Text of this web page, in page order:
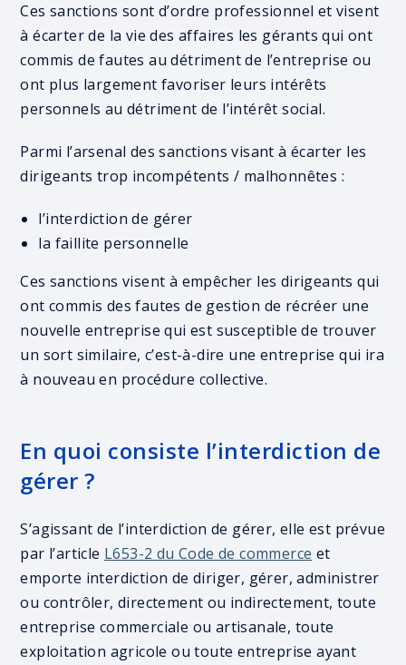
Ces sanctions sont d’ordre professionnel et visent
à écarter de la vie des affaires les gérants qui ont
commis de fautes au détriment de l’entreprise ou
ont plus largement favoriser leurs intérêts
personnels au détriment de l’intérêt social.
Parmi l’arsenal des sanctions visant à écarter les
dirigeants trop incompétents / malhonnêtes :
l’interdiction de gérer
la faillite personnelle
Ces sanctions visent à empêcher les dirigeants qui
ont commis des fautes de gestion de récréer une
nouvelle entreprise qui est susceptible de trouver
un sort similaire, c’est-à-dire une entreprise qui ira
à nouveau en procédure collective.
En quoi consiste l’interdiction de
gérer ?
S’agissant de l’interdiction de gérer, elle est prévue
par l’article L653-2 du Code de commerce et
emporte interdiction de diriger, gérer, administrer
ou contrôler, directement ou indirectement, toute
entreprise commerciale ou artisanale, toute
exploitation agricole ou toute entreprise ayant